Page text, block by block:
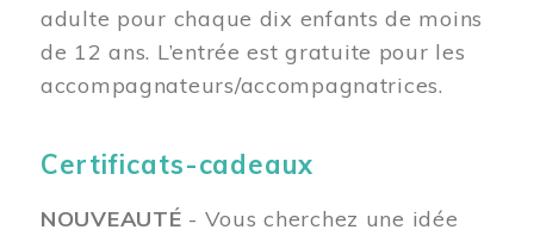
adulte pour chaque dix enfants de moins
de 12 ans. L’entrée est gratuite pour les
accompagnateurs/accompagnatrices.
Certificats-cadeaux
NOUVEAUTÉ - Vous cherchez une idée